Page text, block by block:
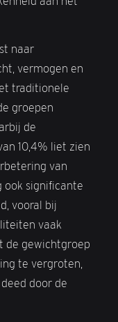
naar
vermogen en
traditionele
groepen
de
10,4% liet zien
van
ook significante
vooral bij
vaak
de gewichtgroep
te vergroten,
door de